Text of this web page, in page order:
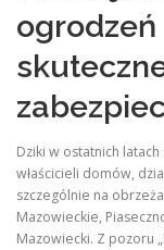
KONTAKT
Dziki w ostatnich
właścicieli domów,
szczególnie na
Mazowieckie,
Mazowiecki. Z pozoru